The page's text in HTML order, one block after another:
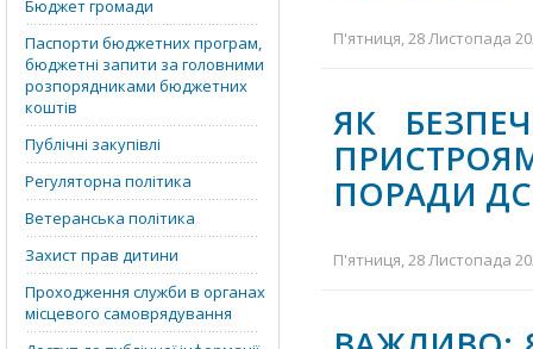
Бюджет громади
Паспорти бюджетних програм,
бюджетні запити за головними
розпорядниками бюджетних
коштів
Публічні закупівлі
Регуляторна політика
Ветеранська політика
Захист прав дитини
Проходження служби в органах
місцевого самоврядування
П'ятниця, 28 Листопада
ЯК
ПОРАДИ
П'ятниця, 28 Листопада